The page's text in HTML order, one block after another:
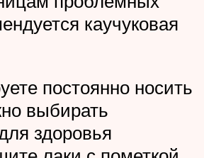
каучуковая
постоянно носить
выбирать
здоровья